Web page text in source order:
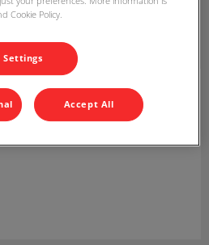
cours de formation à l'Ecole
Cookie Policy.
Settings
Accept All